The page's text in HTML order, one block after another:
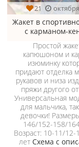
21
Жакет в
с карманом-
Простой
капюшоном и
изюминку
придают отделка
рукавов и низа
пряжи другого
Универсальная
для мальчика,
девочки!
146/152-158/
Возраст: 10-11/
лет Схема с